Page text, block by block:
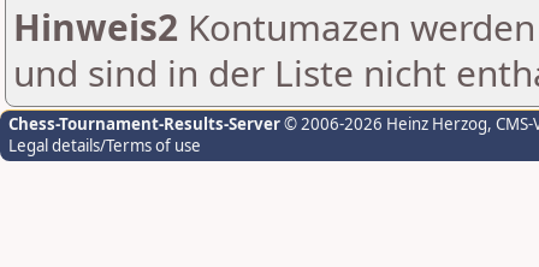
Hinweis2 Kontumazen
und sind in der Liste nicht
Chess-Tournament-Results-Server© 2006-2026 Heinz Herzog,
Legal details/Terms of use